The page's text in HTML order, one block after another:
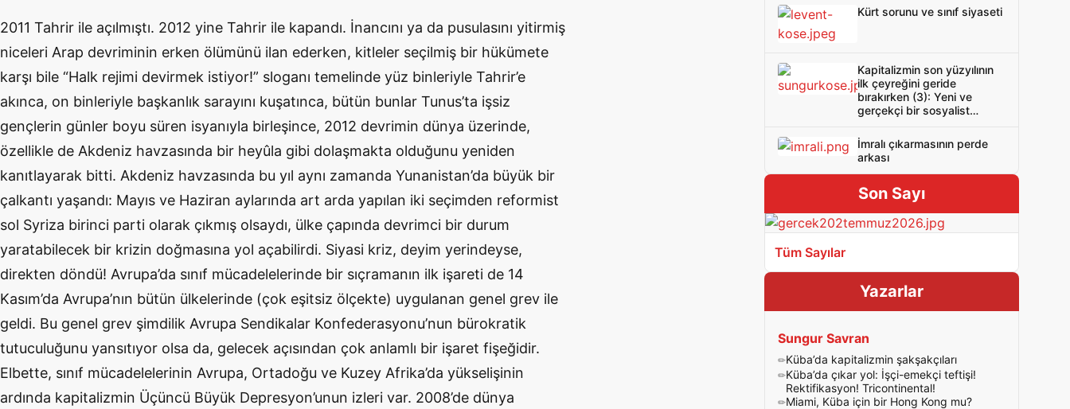
2011 Tahrir ile açılmıştı. 2012 yine Tahrir ile kapandı. İnancını ya da pusulasını yitirmiş
niceleri Arap devriminin erken ölümünü ilan ederken, kitleler seçilmiş bir hükümete
karşı bile “Halk rejimi devirmek istiyor!” sloganı temelinde yüz binleriyle Tahrir’e
akınca, on binleriyle başkanlık sarayını kuşatınca, bütün bunlar Tunus’ta işsiz
gençlerin günler boyu süren isyanıyla birleşince, 2012 devrimin dünya üzerinde,
özellikle de Akdeniz havzasında bir heyûla gibi dolaşmakta olduğunu yeniden
kanıtlayarak bitti. Akdeniz havzasında bu yıl aynı zamanda Yunanistan’da büyük bir
çalkantı yaşandı: Mayıs ve Haziran aylarında art arda yapılan iki seçimden reformist
sol Syriza birinci parti olarak çıkmış olsaydı, ülke çapında devrimci bir durum
yaratabilecek bir krizin doğmasına yol açabilirdi. Siyasi kriz, deyim yerindeyse,
direkten döndü! Avrupa’da sınıf mücadelelerinde bir sıçramanın ilk işareti de 14
Kasım’da Avrupa’nın bütün ülkelerinde (çok eşitsiz ölçekte) uygulanan genel grev ile
geldi. Bu genel grev şimdilik Avrupa Sendikalar Konfederasyonu’nun bürokratik
tutuculuğunu yansıtıyor olsa da, gelecek açısından çok anlamlı bir işaret fişeğidir.
Elbette, sınıf mücadelelerinin Avrupa, Ortadoğu ve Kuzey Afrika’da yükselişinin
ardında kapitalizmin Üçüncü Büyük Depresyon’unun izleri var. 2008’de dünya
Kürt sorunu ve sınıf siyaseti
Kapitalizmin son yüzyılının
ilk çeyreğini geride
bırakırken (3): Yeni ve
gerçekçi bir sosyalist
İmralı çıkarmasının perde
arkası
Son Sayı
Tüm Sayılar
Yazarlar
Sungur Savran
Küba’da kapitalizmin şakşakçıları
Küba’da çıkar yol: İşçi-emekçi teftişi!
Rektifikasyon! Tricontinental!
Miami, Küba için bir Hong Kong mu?